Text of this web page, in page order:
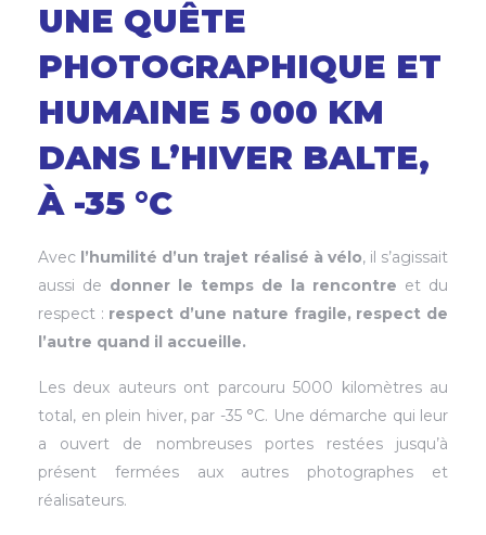
UNE QUÊTE
PHOTOGRAPHIQUE ET
HUMAINE 5 000 KM
DANS L’HIVER BALTE,
À -35 °C
Avec l’humilité d’un trajet réalisé à vélo, il s’agissait
aussi de donner le temps de la rencontre et du
respect : respect d’une nature fragile, respect de
l’autre quand il accueille.
Les deux auteurs ont parcouru 5000 kilomètres au
total, en plein hiver, par -35 °C. Une démarche qui leur
a ouvert de nombreuses portes restées jusqu’à
présent fermées aux autres photographes et
réalisateurs.